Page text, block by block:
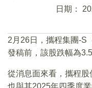
日期：
2月26日，攜程集團-S
發稿前，該股跌幅為
從消息面來看，攜程
也與其2025年四季度業